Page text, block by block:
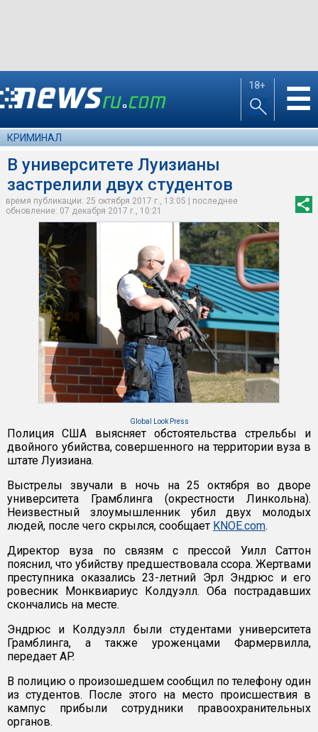
18+ ☰
КРИМИНАЛ
В университете Луизианы
застрелили двух студентов
время публикации: 25 октября 2017 г., 13:05 | последнее
обновление: 07 декабря 2017 г., 10:21
Global Look Press
Полиция США выясняет обстоятельства стрельбы и
двойного убийства, совершенного на территории вуза в
штате Луизиана.
Выстрелы звучали в ночь на 25 октября во дворе
университета Грамблинга (окрестности Линкольна).
Неизвестный злоумышленник убил двух молодых
людей, после чего скрылся, сообщает KNOE.com.
Директор вуза по связям с прессой Уилл Саттон
пояснил, что убийству предшествовала ссора. Жертвами
преступника оказались 23-летний Эрл Эндрюс и его
ровесник Монквиариус Колдуэлл. Оба пострадавших
скончались на месте.
Эндрюс и Колдуэлл были студентами университета
Грамблинга, а также уроженцами Фармервилла,
передает AP.
В полицию о произошедшем сообщил по телефону один
из студентов. После этого на место происшествия в
кампус прибыли сотрудники правоохранительных
органов.